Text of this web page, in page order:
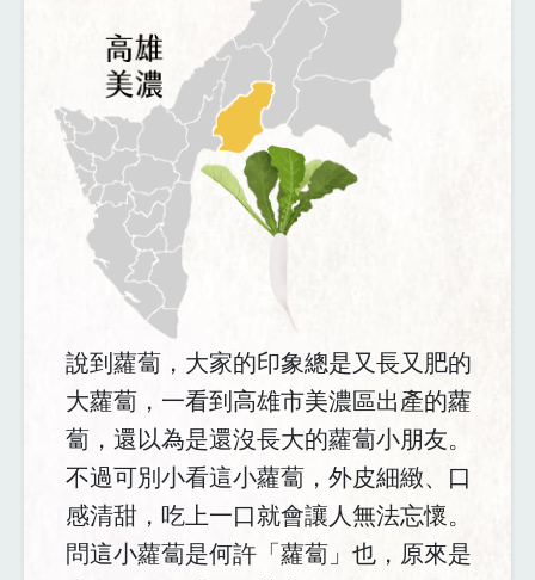
說到蘿蔔，大家的印象總是又長又肥的
大蘿蔔，一看到高雄市美濃區出產的蘿
蔔，還以為是還沒長大的蘿蔔小朋友。
不過可別小看這小蘿蔔，外皮細緻、口
感清甜，吃上一口就會讓人無法忘懷。
問這小蘿蔔是何許「蘿蔔」也，原來是